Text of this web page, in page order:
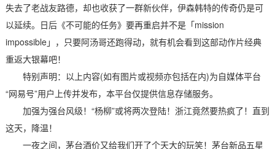
失去了老战友路德，却也收获了一群新伙伴，伊森韩特的传奇仍是可
以延续。日后《不可能的任务》要再重启并不是「mission
impossible」，只要阿汤哥还跑得动，就有机会看到这部动作片经典
重返大银幕吧！
特别声明：以上内容(如有图片或视频亦包括在内)为自媒体平台
“网易号”用户上传并发布，本平台仅提供信息存储服务。
加强为强台风级！“杨柳”或将两次登陆！浙江竟然要热疯了！直到
这天，降温！
一夜之间，茅台酒价又给我们开了个天大的玩笑！茅台新品五星